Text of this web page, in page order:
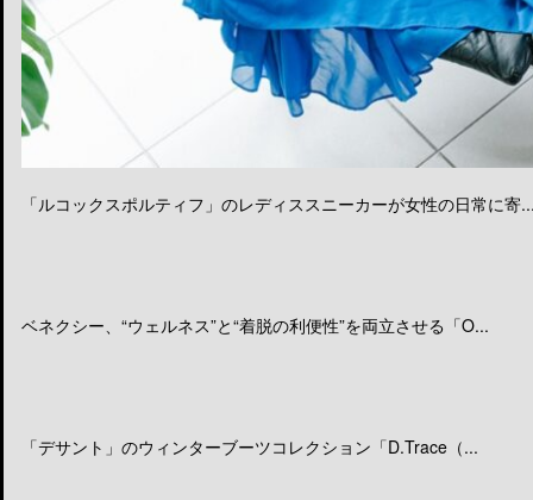
「ルコックスポルティフ」のレディススニーカーが女性の日常に寄
ベネクシー、“ウェルネス”と“着脱の利便性”を両立させる「O...
「デサント」のウィンターブーツコレクション「D.Trace（...